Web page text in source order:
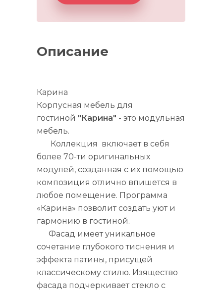
Описание
Карина
Корпусная мебель для
гостиной "Карина" - это модульная
мебель.
Коллекция включает в себя
более 70-ти оригинальных
модулей, созданная с их помощью
композиция отлично впишется в
любое помещение. Программа
«Карина» позволит создать уют и
гармонию в гостиной.
Фасад имеет уникальное
сочетание глубокого тиснения и
эффекта патины, присущей
классическому стилю. Изящество
фасада подчеркивает стекло с